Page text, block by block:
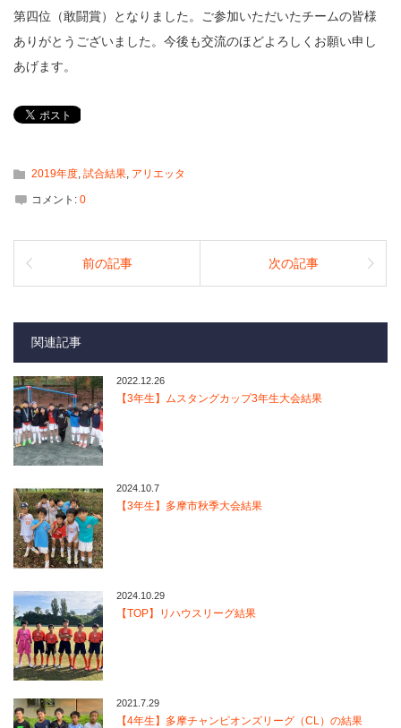
第四位（敢闘賞）となりました。ご参加いただいたチームの皆様
ありがとうございました。今後も交流のほどよろしくお願い申し
あげます。
2019年度, 試合結果, アリエッタ
コメント: 0
前の記事 次の記事
関連記事
2022.12.26
【3年生】ムスタングカップ3年生大会結果
2024.10.7
【3年生】多摩市秋季大会結果
2024.10.29
【TOP】リハウスリーグ結果
2021.7.29
【4年生】多摩チャンピオンズリーグ（CL）の結果